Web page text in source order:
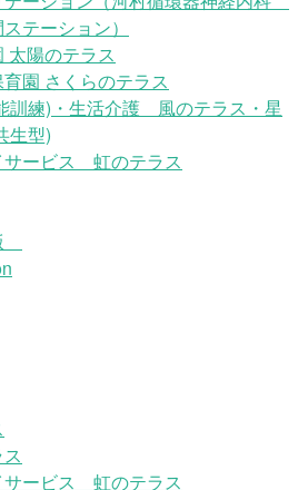
テーション）
太陽のテラス
園 さくらのテラス
訓練)・生活介護 風のテラス・星
生型)
サービス 虹のテラス
サービス 虹のテラス